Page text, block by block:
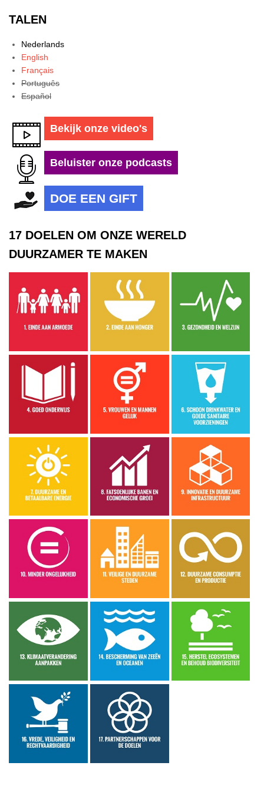
TALEN
Nederlands
English
Français
Português
Español
Bekijk onze video's
Beluister onze podcasts
DOE EEN GIFT
17 DOELEN OM ONZE WERELD
DUURZAMER TE MAKEN